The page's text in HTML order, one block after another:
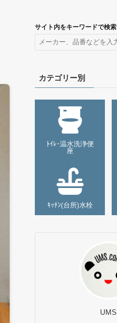
サイト内をキーワードで検索
カテゴリー別
ﾄｲﾚ･温水洗浄便
座
ｷｯﾁﾝ(台所)水栓
UMS